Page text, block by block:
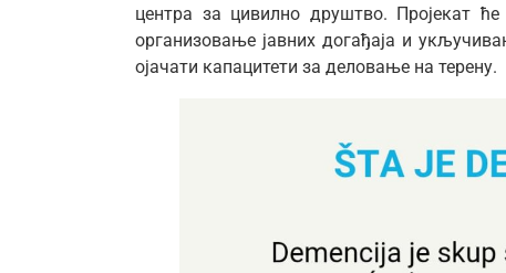
центра за цивилно друштво. Пројекат
организовање јавних догађаја и
ојачати капацитети за деловање на терену.